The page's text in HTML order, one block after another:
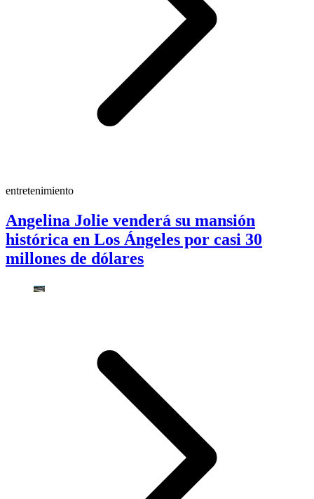
entretenimiento
Angelina Jolie venderá su mansión
histórica en Los Ángeles por casi 30
millones de dólares